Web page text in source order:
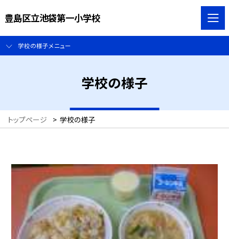
豊島区立池袋第一小学校
学校の様子メニュー
学校の様子
トップページ > 学校の様子